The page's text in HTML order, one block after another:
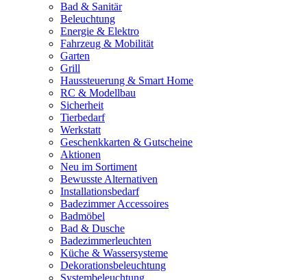
Bad & Sanitär
Beleuchtung
Energie & Elektro
Fahrzeug & Mobilität
Garten
Grill
Haussteuerung & Smart Home
RC & Modellbau
Sicherheit
Tierbedarf
Werkstatt
Geschenkkarten & Gutscheine
Aktionen
Neu im Sortiment
Bewusste Alternativen
Installationsbedarf
Badezimmer Accessoires
Badmöbel
Bad & Dusche
Badezimmerleuchten
Küche & Wassersysteme
Dekorationsbeleuchtung
Systembeleuchtung